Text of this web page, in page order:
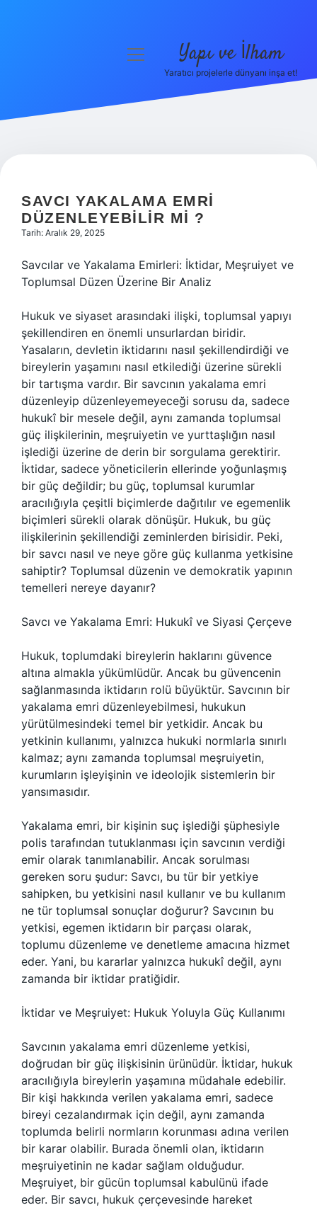
Hakkımızda
menüyü
Yapı ve İlham
Yaratıcı projelerle dünyanı inşa et!
SAVCI YAKALAMA EMRI
DÜZENLEYEBILIR MI ?
Tarih: Aralık 29, 2025
Savcılar ve Yakalama Emirleri: İktidar, Meşruiyet ve
Toplumsal Düzen Üzerine Bir Analiz
Hukuk ve siyaset arasındaki ilişki, toplumsal yapıyı
şekillendiren en önemli unsurlardan biridir.
Yasaların, devletin iktidarını nasıl şekillendirdiği ve
bireylerin yaşamını nasıl etkilediği üzerine sürekli
bir tartışma vardır. Bir savcının yakalama emri
düzenleyip düzenleyemeyeceği sorusu da, sadece
hukukî bir mesele değil, aynı zamanda toplumsal
güç ilişkilerinin, meşruiyetin ve yurttaşlığın nasıl
işlediği üzerine de derin bir sorgulama gerektirir.
İktidar, sadece yöneticilerin ellerinde yoğunlaşmış
bir güç değildir; bu güç, toplumsal kurumlar
aracılığıyla çeşitli biçimlerde dağıtılır ve egemenlik
biçimleri sürekli olarak dönüşür. Hukuk, bu güç
ilişkilerinin şekillendiği zeminlerden birisidir. Peki,
bir savcı nasıl ve neye göre güç kullanma yetkisine
sahiptir? Toplumsal düzenin ve demokratik yapının
temelleri nereye dayanır?
Savcı ve Yakalama Emri: Hukukî ve Siyasi Çerçeve
Hukuk, toplumdaki bireylerin haklarını güvence
altına almakla yükümlüdür. Ancak bu güvencenin
sağlanmasında iktidarın rolü büyüktür. Savcının bir
yakalama emri düzenleyebilmesi, hukukun
yürütülmesindeki temel bir yetkidir. Ancak bu
yetkinin kullanımı, yalnızca hukuki normlarla sınırlı
kalmaz; aynı zamanda toplumsal meşruiyetin,
kurumların işleyişinin ve ideolojik sistemlerin bir
yansımasıdır.
Yakalama emri, bir kişinin suç işlediği şüphesiyle
polis tarafından tutuklanması için savcının verdiği
emir olarak tanımlanabilir. Ancak sorulması
gereken soru şudur: Savcı, bu tür bir yetkiye
sahipken, bu yetkisini nasıl kullanır ve bu kullanım
ne tür toplumsal sonuçlar doğurur? Savcının bu
yetkisi, egemen iktidarın bir parçası olarak,
toplumu düzenleme ve denetleme amacına hizmet
eder. Yani, bu kararlar yalnızca hukukî değil, aynı
zamanda bir iktidar pratiğidir.
İktidar ve Meşruiyet: Hukuk Yoluyla Güç Kullanımı
Savcının yakalama emri düzenleme yetkisi,
doğrudan bir güç ilişkisinin ürünüdür. İktidar, hukuk
aracılığıyla bireylerin yaşamına müdahale edebilir.
Bir kişi hakkında verilen yakalama emri, sadece
bireyi cezalandırmak için değil, aynı zamanda
toplumda belirli normların korunması adına verilen
bir karar olabilir. Burada önemli olan, iktidarın
meşruiyetinin ne kadar sağlam olduğudur.
Meşruiyet, bir gücün toplumsal kabulünü ifade
eder. Bir savcı, hukuk çerçevesinde hareket